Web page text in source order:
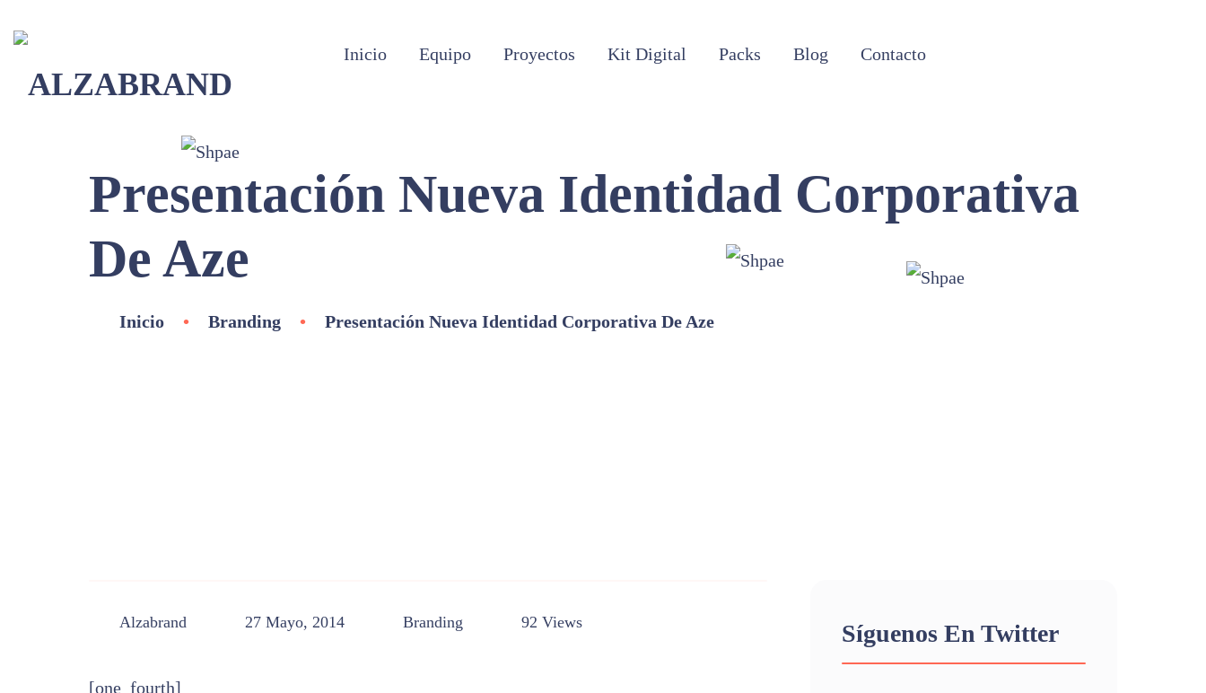
Inicio Equipo Proyectos Kit Digital Packs Blog Contacto
Presentación Nueva Identidad Corporativa
De Aze
Inicio • Branding • Presentación Nueva Identidad Corporativa De Aze
Alzabrand 27 Mayo, 2014 Branding 92 Views
[one_fourth]
Síguenos En Twitter